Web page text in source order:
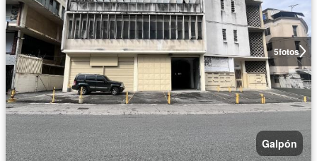
5fotos
Galpón